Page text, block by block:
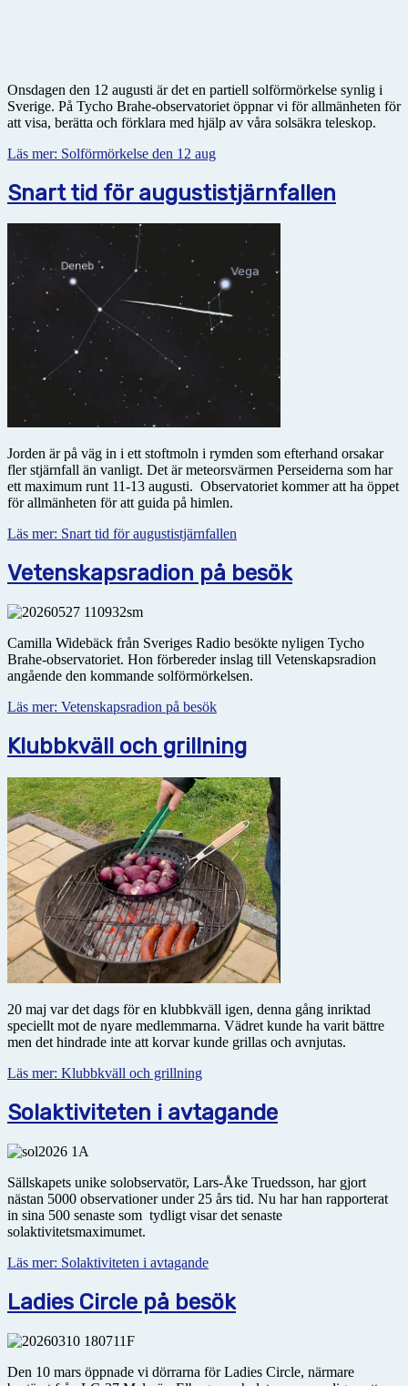
Onsdagen den 12 augusti är det en partiell solförmörkelse synlig i
Sverige. På Tycho Brahe-observatoriet öppnar vi för allmänheten för
att visa, berätta och förklara med hjälp av våra solsäkra teleskop.
Läs mer: Solförmörkelse den 12 aug
Snart tid för augustistjärnfallen
Jorden är på väg in i ett stoftmoln i rymden som efterhand orsakar
fler stjärnfall än vanligt. Det är meteorsvärmen Perseiderna som har
ett maximum runt 11-13 augusti. Observatoriet kommer att ha öppet
för allmänheten för att guida på himlen.
Läs mer: Snart tid för augustistjärnfallen
Vetenskapsradion på besök
Camilla Widebäck från Sveriges Radio besökte nyligen Tycho
Brahe-observatoriet. Hon förbereder inslag till Vetenskapsradion
angående den kommande solförmörkelsen.
Läs mer: Vetenskapsradion på besök
Klubbkväll och grillning
20 maj var det dags för en klubbkväll igen, denna gång inriktad
speciellt mot de nyare medlemmarna. Vädret kunde ha varit bättre
men det hindrade inte att korvar kunde grillas och avnjutas.
Läs mer: Klubbkväll och grillning
Solaktiviteten i avtagande
Sällskapets unike solobservatör, Lars-Åke Truedsson, har gjort
nästan 5000 observationer under 25 års tid. Nu har han rapporterat
in sina 500 senaste som tydligt visar det senaste
solaktivitetsmaximumet.
Läs mer: Solaktiviteten i avtagande
Ladies Circle på besök
Den 10 mars öppnade vi dörrarna för Ladies Circle, närmare